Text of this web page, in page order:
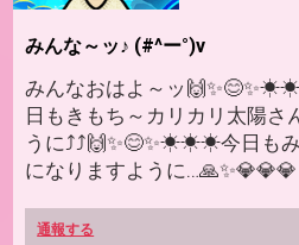
みんな～ッ♪ (#^ー°)v
みんなおはよ～ッ
日もきもち～カリカリ太陽さ
うに⤴⤴🙌✨😊✨☀☀☀今日も
になりますように…🙏✨💎💎💎
通報する